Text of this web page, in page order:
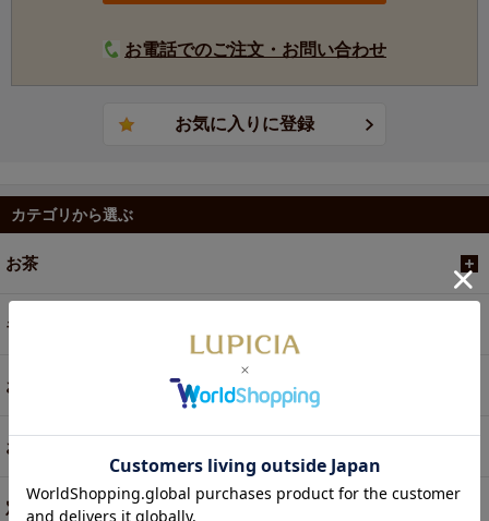
お電話でのご注文・お問い合わせ
カテゴリから選ぶ
お茶
ギフト
お菓子・食品・飲料
お買い得商品
定期便